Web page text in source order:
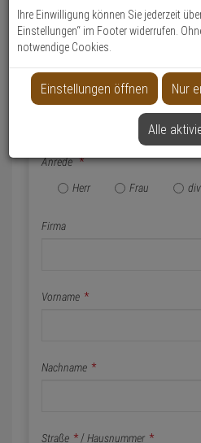
Suche
Geschäftskunden-
Konto anlegen
Name & Anschrift
Anrede *
Herr
Frau
Firma
Vorname *
Nachname *
Straße * /Hausnummer *
Ihre Einwilligung können Sie jederzeit
Einstellungen“ im Footer widerrufen.
notwendige Cookies.
Einstellungen öffnen Nur
Alle